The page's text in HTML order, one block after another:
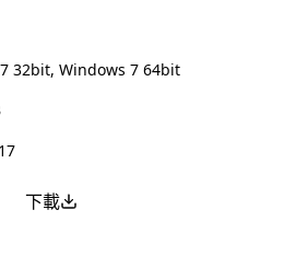
32bit, Windows 7 64bit
下載